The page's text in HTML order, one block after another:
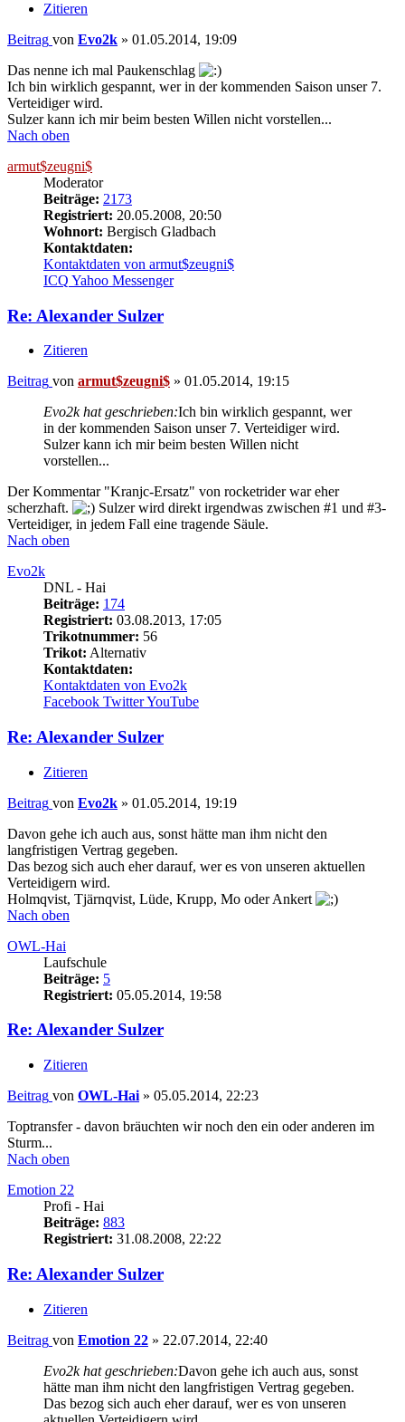
Zitieren
Beitrag von Evo2k » 01.05.2014, 19:09
Das nenne ich mal Paukenschlag
Ich bin wirklich gespannt, wer in der kommenden Saison unser 7.
Verteidiger wird.
Sulzer kann ich mir beim besten Willen nicht vorstellen...
Nach oben
armut$zeugni$
Moderator
Beiträge: 2173
Registriert: 20.05.2008, 20:50
Wohnort: Bergisch Gladbach
Kontaktdaten:
Kontaktdaten von armut$zeugni$
ICQ Yahoo Messenger
Re: Alexander Sulzer
Zitieren
Beitrag von armut$zeugni$ » 01.05.2014, 19:15
Evo2k hat geschrieben:Ich bin wirklich gespannt, wer
in der kommenden Saison unser 7. Verteidiger wird.
Sulzer kann ich mir beim besten Willen nicht
vorstellen...
Der Kommentar "Kranjc-Ersatz" von rocketrider war eher
scherzhaft.
Sulzer wird direkt irgendwas zwischen #1 und #3-
Verteidiger, in jedem Fall eine tragende Säule.
Nach oben
Evo2k
DNL - Hai
Beiträge: 174
Registriert: 03.08.2013, 17:05
Trikotnummer: 56
Trikot: Alternativ
Kontaktdaten:
Kontaktdaten von Evo2k
Facebook TwitterYouTube
Re: Alexander Sulzer
Zitieren
Beitrag von Evo2k » 01.05.2014, 19:19
Davon gehe ich auch aus, sonst hätte man ihm nicht den
langfristigen Vertrag gegeben.
Das bezog sich auch eher darauf, wer es von unseren aktuellen
Verteidigern wird.
Holmqvist, Tjärnqvist, Lüde, Krupp, Mo oder Ankert
Nach oben
OWL-Hai
Laufschule
Beiträge: 5
Registriert: 05.05.2014, 19:58
Re: Alexander Sulzer
Zitieren
Beitrag von OWL-Hai » 05.05.2014, 22:23
Toptransfer - davon bräuchten wir noch den ein oder anderen im
Sturm...
Nach oben
Emotion 22
Profi - Hai
Beiträge: 883
Registriert: 31.08.2008, 22:22
Re: Alexander Sulzer
Zitieren
Beitrag von Emotion 22 » 22.07.2014, 22:40
Evo2k hat geschrieben:Davon gehe ich auch aus, sonst
hätte man ihm nicht den langfristigen Vertrag gegeben.
Das bezog sich auch eher darauf, wer es von unseren